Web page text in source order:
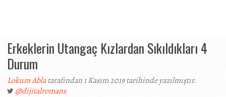
Erkeklerin Utangaç Kızlardan Sıkıldıkları 4
Durum
Lokum Ablatarafından 1 Kasım 2019 tarihinde yazılmıştır.
@dijitalromans